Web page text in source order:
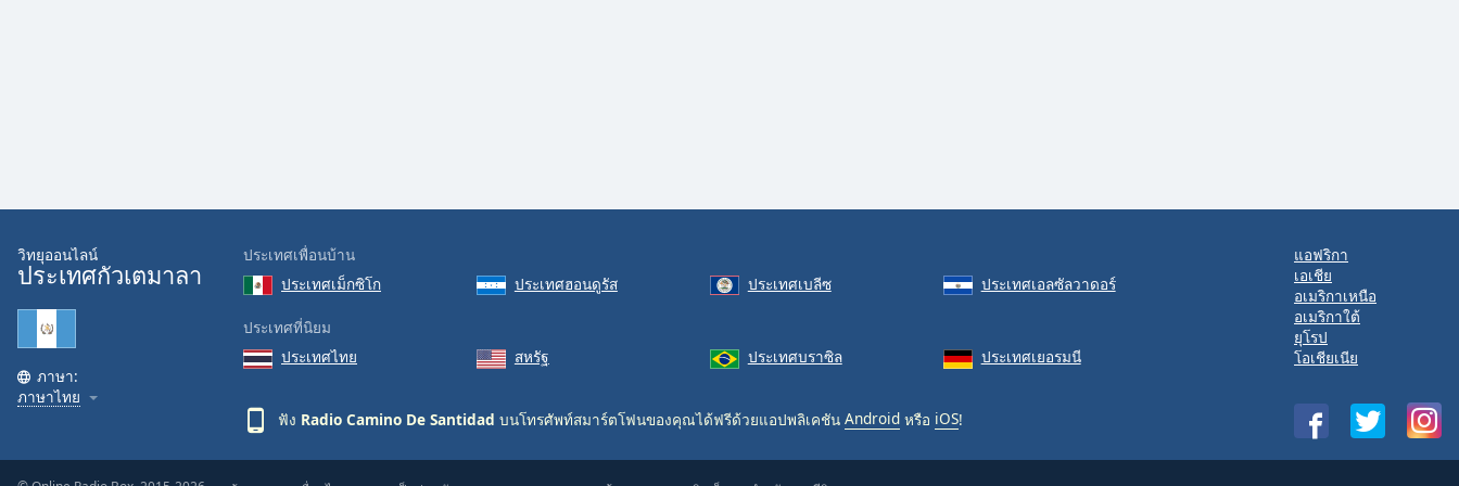
window.
dialog
window.
Escape
will
and
วิทยุออนไลน์
ประเทศกัวเตมาลา
ภาษา:
ภาษาไทย
ประเทศเพื่อนบ้าน
ประเทศเม็กซิโก
ประเทศฮอนดูรัส ประเทศเบลีซ ประเทศเอลซัลวาดอร์
ประเทศที่นิยม
ประเทศไทย
สหรัฐ ประเทศบราซิล ประเทศเยอรมนี
ฟัง Radio Camino De Santidad บนโทรศัพท์สมาร์ตโฟนของคุณได้ฟรีด้วยแอปพลิเคชัน Android หรือ iOS!
แอฟริกา
เอเชีย
อเมริกาเหนือ
อเมริกาใต้
ยุโรป
โอเชียเนีย